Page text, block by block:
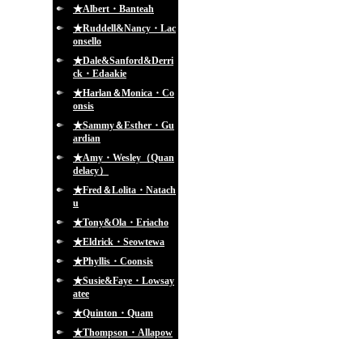
★Albert・Banteah
★Ruddell&Nancy・Lac
onsello
★Dale&Sanford&Derri
ck・Edaakie
★Harlan＆Monica・Co
onsis
★Sammy＆Esther・Gu
ardian
★Amy・Wesley（Quan
delacy）
★Fred＆Lolita・Natach
u
★Tony&Ola・Eriacho
★Eldrick・Seowtewa
★Phyllis・Coonsis
★Susie&Faye・Lowsay
atee
★Quinton・Quam
★Thompson・Allapow